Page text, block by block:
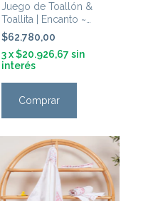
Juego de Toallón &
Toallita | Encanto ~
Robots'
$62.780,00
3 x$20.926,67 sin
interés
Comprar